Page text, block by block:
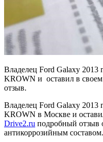
Владелец Ford Galaxy 2013
KROWN и оставил в
отзыв.
Владелец Ford Galaxy 2013
KROWN в Москве и
Drive2.ru подробный отзыв
антикоррозийным